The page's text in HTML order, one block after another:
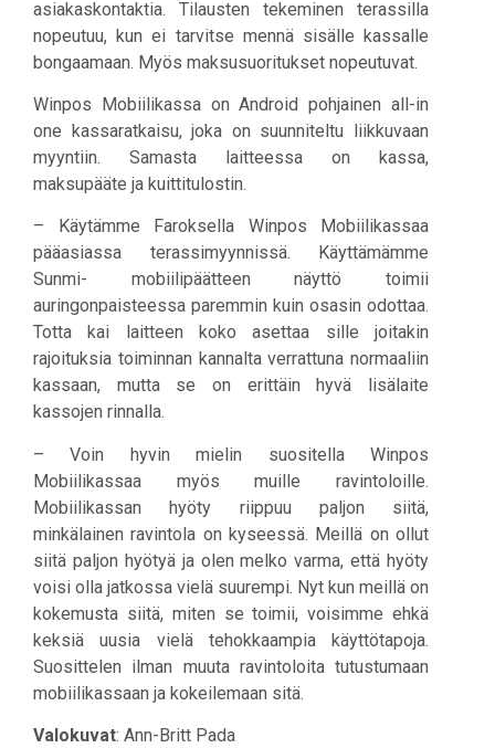
asiakaskontaktia. Tilausten tekeminen terassilla
nopeutuu, kun ei tarvitse mennä sisälle kassalle
bongaamaan. Myös maksusuoritukset nopeutuvat.
Winpos Mobiilikassa on Android pohjainen all-in
one kassaratkaisu, joka on suunniteltu liikkuvaan
myyntiin. Samasta laitteessa on kassa,
maksupääte ja kuittitulostin.
– Käytämme Faroksella Winpos Mobiilikassaa
pääasiassa terassimyynnissä. Käyttämämme
Sunmi- mobiilipäätteen näyttö toimii
auringonpaisteessa paremmin kuin osasin odottaa.
Totta kai laitteen koko asettaa sille joitakin
rajoituksia toiminnan kannalta verrattuna normaaliin
kassaan, mutta se on erittäin hyvä lisälaite
kassojen rinnalla.
– Voin hyvin mielin suositella Winpos
Mobiilikassaa myös muille ravintoloille.
Mobiilikassan hyöty riippuu paljon siitä,
minkälainen ravintola on kyseessä. Meillä on ollut
siitä paljon hyötyä ja olen melko varma, että hyöty
voisi olla jatkossa vielä suurempi. Nyt kun meillä on
kokemusta siitä, miten se toimii, voisimme ehkä
keksiä uusia vielä tehokkaampia käyttötapoja.
Suosittelen ilman muuta ravintoloita tutustumaan
mobiilikassaan ja kokeilemaan sitä.
Valokuvat: Ann-Britt Pada